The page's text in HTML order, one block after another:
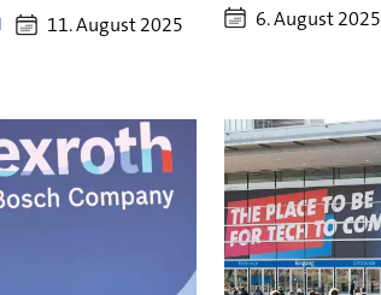
11. August 2025 6. August 2025